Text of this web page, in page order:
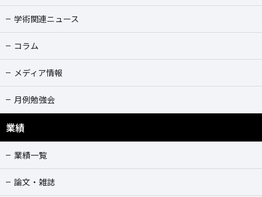
学術関連ニュース
コラム
メディア情報
月例勉強会
業績
業績一覧
論文・雑誌